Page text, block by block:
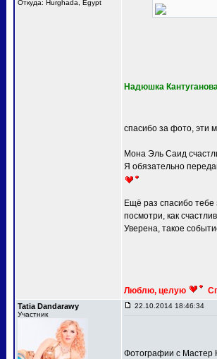
Откуда: Hurghada, Egypt
Надюшка
спасибо за фото, эти
Мона Эль Саид
Я обязательно
Ещё раз спасибо
посмотри, как
Уверена, такое
Люблю, целую
Tatia Dandarawy
Участник
22.10.2014 18:46:34
Фотографии с